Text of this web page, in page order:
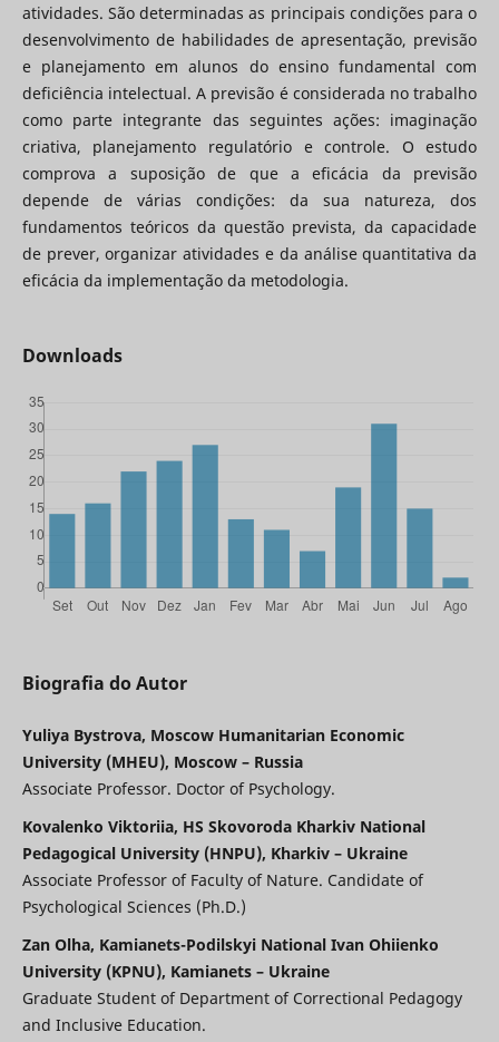
atividades. São determinadas as principais condições para o
desenvolvimento de habilidades de apresentação, previsão
e planejamento em alunos do ensino fundamental com
deficiência intelectual. A previsão é considerada no trabalho
como parte integrante das seguintes ações: imaginação
criativa, planejamento regulatório e controle. O estudo
comprova a suposição de que a eficácia da previsão
depende de várias condições: da sua natureza, dos
fundamentos teóricos da questão prevista, da capacidade
de prever, organizar atividades e da análise quantitativa da
eficácia da implementação da metodologia.
Downloads
Biografia do Autor
Yuliya Bystrova, Moscow Humanitarian Economic
University (MHEU), Moscow – Russia
Associate Professor. Doctor of Psychology.
Kovalenko Viktoriia, HS Skovoroda Kharkiv National
Pedagogical University (HNPU), Kharkiv – Ukraine
Associate Professor of Faculty of Nature. Candidate of
Psychological Sciences (Ph.D.)
Zan Olha, Kamianets-Podіlskyi National Ivan Ohiienko
University (KPNU), Kamianets – Ukraine
Graduate Student of Department of Correctional Pedagogy
and Inclusive Education.